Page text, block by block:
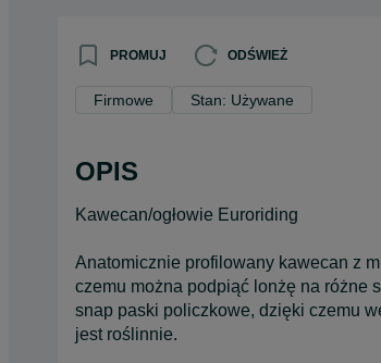
PROMUJ ODŚWIEŻ
Firmowe Stan: Używane
OPIS
Kawecan/ogłowie Euroriding
Anatomicznie profilowany kawecan z
czemu można podpiąć lonżę na różne
snap paski policzkowe, dzięki czemu
jest roślinnie.